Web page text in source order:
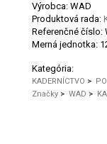
Výrobca: WAD
Produktová rada:
Referenčné číslo:
Merná jednotka:
Kategória:
KADERNÍCTVO >
Značky > WAD >